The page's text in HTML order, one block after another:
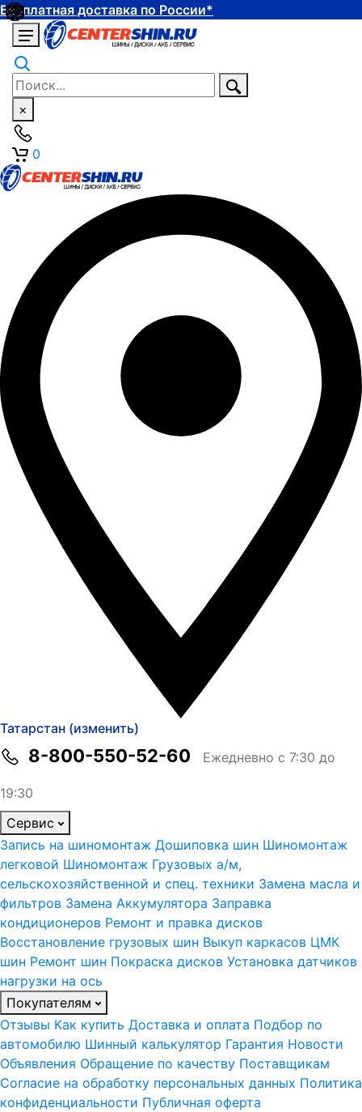
Бесплатная доставка по России*
×
0
Татарстан (изменить)
8-800-550-52-60 Ежедневно с 7:30 до
19:30
Сервис
Запись на шиномонтаж Дошиповка шин Шиномонтаж
легковой Шиномонтаж Грузовых а/м,
сельскохозяйственной и спец. техники Замена масла и
фильтров Замена Аккумулятора Заправка
кондиционеров Ремонт и правка дисков
Восстановление грузовых шин Выкуп каркасов ЦМК
шин Ремонт шин Покраска дисков Установка датчиков
нагрузки на ось
Покупателям
Отзывы Как купить Доставка и оплата Подбор по
автомобилю Шинный калькулятор Гарантия Новости
Объявления Обращение по качеству Поставщикам
Согласие на обработку персональных данных Политика
конфиденциальности Публичная оферта